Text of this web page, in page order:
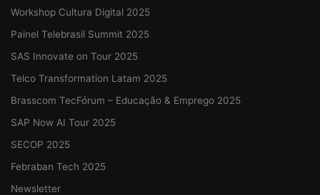
Workshop Cultura Digital 2025
Painel Telebrasil Summit 2025
SAS Innovate on Tour 2025
Telco Transformation Latam 2025
Brasscom TecFórum – Educação & Emprego 2025
SAP Now AI Tour 2025
SECOP 2025
Febraban Tech 2025
Newsletter